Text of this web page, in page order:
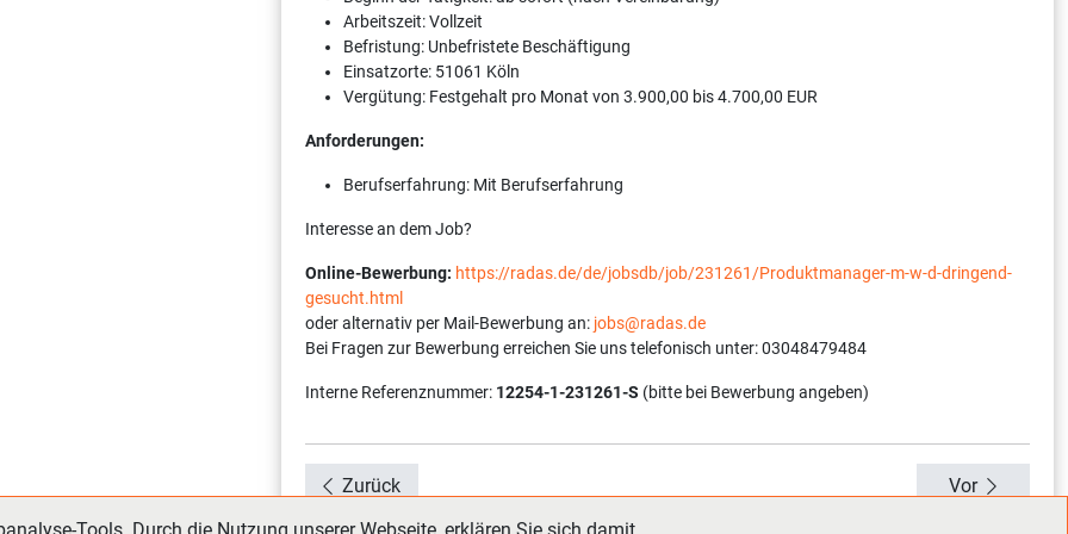
Arbeitszeit: Vollzeit
Befristung: Unbefristete Beschäftigung
Einsatzorte: 51061 Köln
Vergütung: Festgehalt pro Monat von 3.900,00 bis 4.700,00 EUR
Anforderungen:
Berufserfahrung: Mit Berufserfahrung
Interesse an dem Job?
Online-Bewerbung: https://radas.de/de/jobsdb/job/231261/Produktmanager-m-w-d-dringend-
gesucht.html
oder alternativ per Mail-Bewerbung an: jobs@radas.de
Bei Fragen zur Bewerbung erreichen Sie uns telefonisch unter: 03048479484
Interne Referenznummer: 12254-1-231261-S (bitte bei Bewerbung angeben)
Zurück
Vor